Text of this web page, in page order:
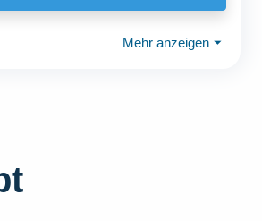
Mehr anzeigen ⏷